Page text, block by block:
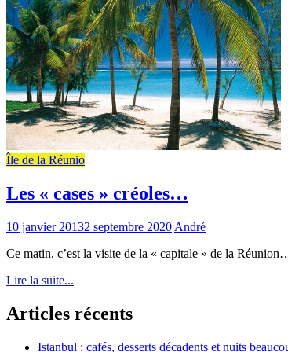
Île de la Réunio
Les « cases » créoles…
10 janvier 20132 septembre 2020 André
Ce matin, c’est la visite de la « capitale » de la
Lire la suite...
Articles récents
Istanbul : cafés, desserts décadents et nuits